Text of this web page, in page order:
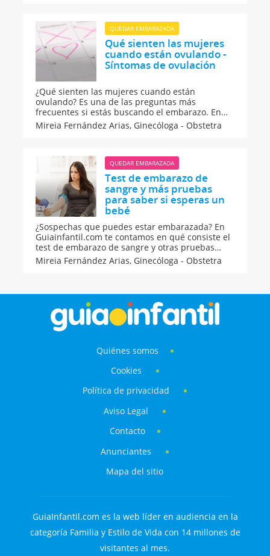
QUEDAR EMBARAZADA
Qué sienten las mujeres
cuando están ovulando -
Síntomas de ovulación
¿Qué sienten las mujeres cuando están
ovulando? Es una de las preguntas más
frecuentes si estás buscando el embarazo. En
Guiainfantil.com te contamos cuáles son los
síntomas de ovulación habituales que te
quedarte embarazada. Conoce tu cuerpo y tu
ciclo menstrual.
Mireia Fernández Arias, Ginecóloga - Obstetra
QUEDAR EMBARAZADA
Test de embarazo de
sangre y más pruebas
para saber si esperas un
bebé
¿Sospechas que puedes estar embarazada? En
Guiainfantil.com te contamos en qué consiste el
test de embarazo de sangre y otras pruebas
para saber si esperas un bebé. Estos son los
métodos más eficaces y fiables para detectar la
Mireia Fernández Arias, Ginecóloga - Obstetra
Quiénes somos
Cookies
Política de privacidad
Aviso Legal
Contacto
Anunciantes
Mapa del sitio
GuiaInfantil.com es la web líder en audiencia en la
categoría Familia y Estilo de Vida con 14 millones de
visitantes al mes.